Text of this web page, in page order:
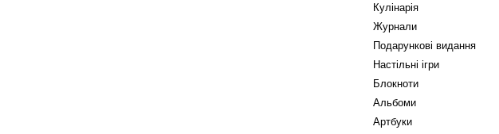
Кулінарія
Журнали
Подарункові видання
Настільні ігри
Блокноти
Альбоми
Артбуки